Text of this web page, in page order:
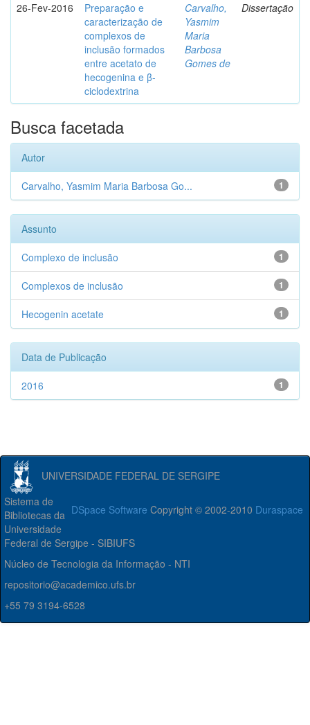
26-Fev-2016
Preparação e
caracterização de
complexos de
inclusão formados
entre acetato de
hecogenina e β-
ciclodextrina
Carvalho,
Yasmim
Maria
Barbosa
Gomes de
Dissertação
Busca facetada
Autor
1
Carvalho, Yasmim Maria Barbosa Go...
Assunto
1
Complexo de inclusão
1
Complexos de inclusão
1
Hecogenin acetate
Data de Publicação
1
2016
UNIVERSIDADE FEDERAL DE SERGIPE
DSpace Software Copyright © 2002-2010 Duraspace
Sistema de
Bibliotecas da
Universidade
Federal de Sergipe - SIBIUFS
Núcleo de Tecnologia da Informação - NTI
repositorio@academico.ufs.br
+55 79 3194-6528